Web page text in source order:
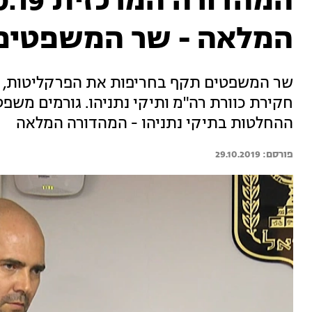
המלאה - שר
שר המשפטים תקף בחריפות את
חקירת כוורת רה"מ ותיקי נתניהו. גורמים
ההחלטות בתיקי נתניהו - המהדורה המלאה
29.10.2019